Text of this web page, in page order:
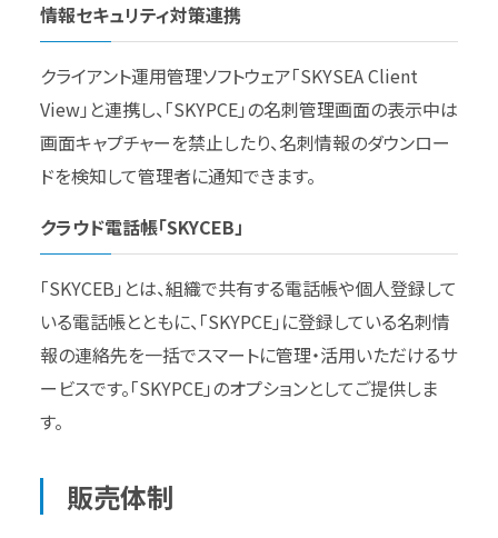
情報セキュリティ対策連携
クライアント運用管理ソフトウェア「SKYSEA Client
View」と連携し、「SKYPCE」の名刺管理画面の表示中は
画面キャプチャーを禁止したり、名刺情報のダウンロー
ドを検知して管理者に通知できます。
クラウド電話帳「SKYCEB」
「SKYCEB」とは、組織で共有する電話帳や個人登録して
いる電話帳とともに、「SKYPCE」に登録している名刺情
報の連絡先を一括でスマートに管理・活用いただけるサ
ービスです。「SKYPCE」のオプションとしてご提供しま
す。
販売体制